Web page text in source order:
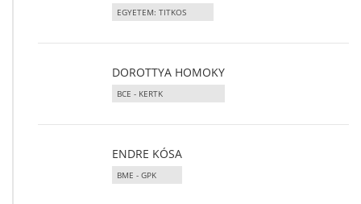
EGYETEM: TITKOS
DOROTTYA HOMOKY
BCE - KERTK
ENDRE KÓSA
BME - GPK